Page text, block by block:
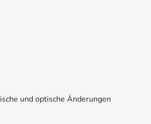
und optische Änderungen